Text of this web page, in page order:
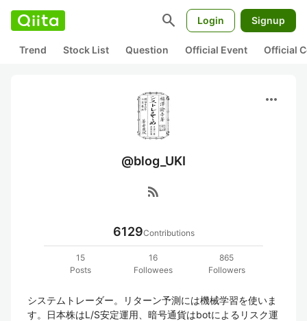
search Login Signup
Trend Stock List Question Official Event Official
more_horiz
@blog_UKI
rss_feed
6129Contributions
15
Posts
16
Followees
865
Followers
システムトレーダー。リターン予測には機械学習を使いま
す。日本株はL/S安定運用、暗号通貨はbotによるリスク運